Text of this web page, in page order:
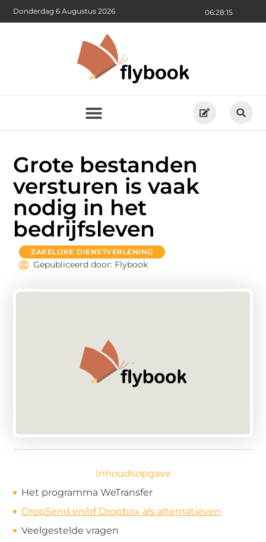
06:28:16
Donderdag 6 Augustus 2026
Grote bestanden
versturen is vaak
nodig in het
bedrijfsleven
ZAKELIJKE DIENSTVERLENING
Gepubliceerd door: Flybook
Inhoudsopgave
Het programma WeTransfer
DropSend en/of Dropbox als alternatieven
Veelgestelde vragen